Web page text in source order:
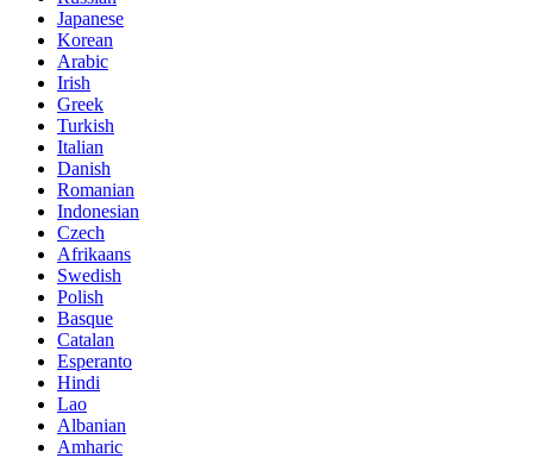
Japanese
Korean
Arabic
Irish
Greek
Turkish
Italian
Danish
Romanian
Indonesian
Czech
Afrikaans
Swedish
Polish
Basque
Catalan
Esperanto
Hindi
Lao
Albanian
Amharic